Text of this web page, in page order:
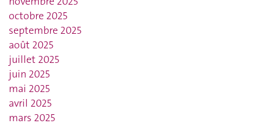
octobre 2025
septembre 2025
août 2025
juillet 2025
juin 2025
mai 2025
avril 2025
mars 2025